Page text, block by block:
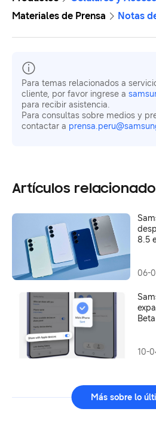
Materiales de Prensa
Notas
Para temas relacionados a
cliente, por favor ingrese a
para recibir asistencia.
Para consultas sobre medios y
contactar a
Artículos
8.5
06-
10-
Más sobre lo